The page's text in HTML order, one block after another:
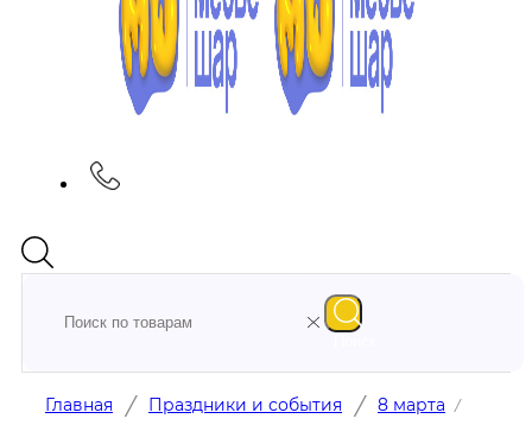
Главная / Праздники и события / 8 марта /